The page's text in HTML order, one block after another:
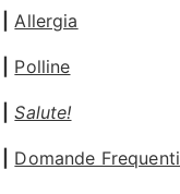
Allergia
Polline
Salute!
Domande Frequenti